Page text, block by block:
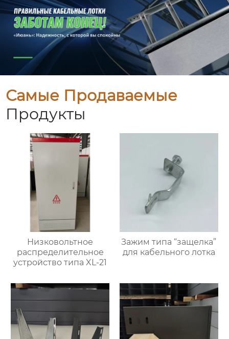
Самые Продаваемые
Продукты
Низковольтное
распределительное
устройство типа XL-21
Зажим типа “защелка”
для кабельного лотка